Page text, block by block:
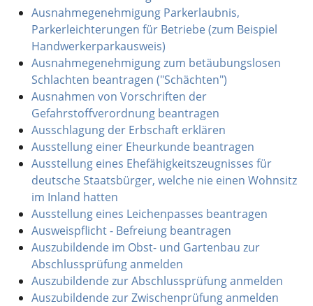
Ausnahmegenehmigung Parkerlaubnis,
Parkerleichterungen für Betriebe (zum Beispiel
Handwerkerparkausweis)
Ausnahmegenehmigung zum betäubungslosen
Schlachten beantragen ("Schächten")
Ausnahmen von Vorschriften der
Gefahrstoffverordnung beantragen
Ausschlagung der Erbschaft erklären
Ausstellung einer Eheurkunde beantragen
Ausstellung eines Ehefähigkeitszeugnisses für
deutsche Staatsbürger, welche nie einen Wohnsitz
im Inland hatten
Ausstellung eines Leichenpasses beantragen
Ausweispflicht - Befreiung beantragen
Auszubildende im Obst- und Gartenbau zur
Abschlussprüfung anmelden
Auszubildende zur Abschlussprüfung anmelden
Auszubildende zur Zwischenprüfung anmelden